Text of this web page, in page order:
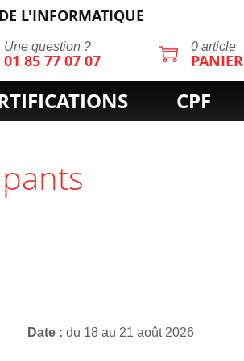
L'INFORMATIQUE
Une question ?
01 85 77 07 07
0 article
PANIER
CPF
Date du 18 au 21 août 2026